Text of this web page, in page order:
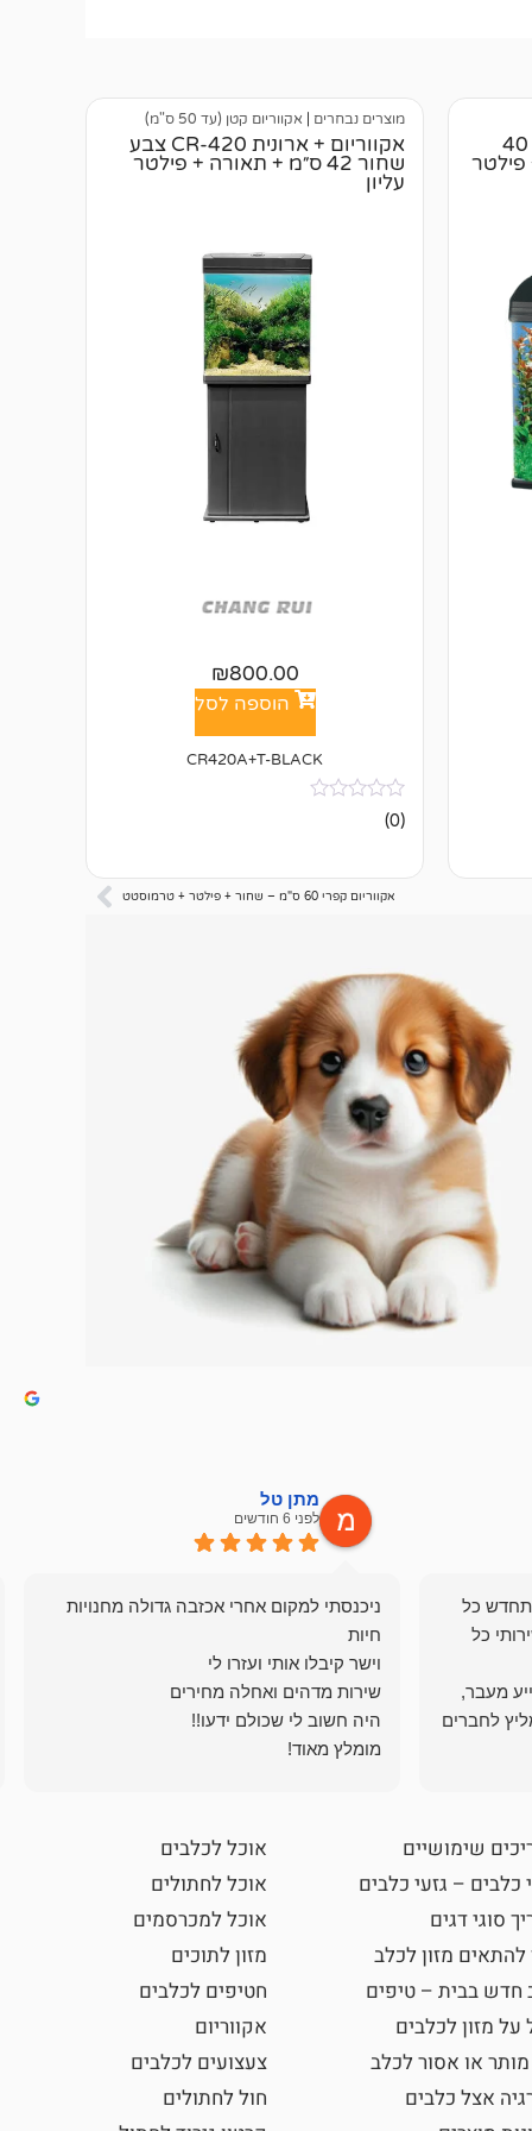
אקווריום דגם MR-418 בויו 40
פילטר
מוצרים נבחרים אקווריום קטן (עד 50 ס"מ)
אקווריום + ארונית CR-420 צבע
שחור 42 ס״מ + תאורה + פילטר
עליון
₪800.00
הוספה לסל
CR420A+T-BLACK
אין
ביקורות
(0)
אקווריום קפרי 60 ס"מ – שחור + פילטר + טרמוסטט
כל
כל
מעבר,
לחברים
מתן טל
לפני 6 חודשים
ניכנסתי למקום אחרי אכזבה גדולה מחנויות
מומלץ מאוד!
שימושיים
כלבים – גזעי כלבים
סוגי דגים
להתאים מזון לכלב
חדש בבית – טיפים
על מזון לכלבים
או אסור לכלב
אצל כלבים
אוכל לכלבים
אוכל לחתולים
אוכל למכרסמים
מזון לתוכים
חטיפים לכלבים
אקווריום
צעצועים לכלבים
חול לחתולים